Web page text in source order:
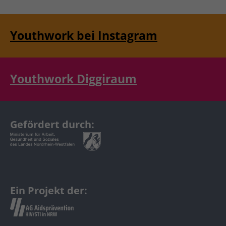
Youthwork bei Instagram
Youthwork Diggiraum
Gefördert durch:
Ein Projekt der: